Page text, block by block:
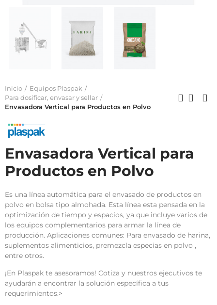
Inicio
Equipos Plaspak
Para dosificar, envasar y sellar
Envasadora Vertical para Productos en Polvo
Envasadora Vertical para
Productos en Polvo
Es una línea automática para el envasado de productos en
polvo en bolsa tipo almohada. Esta línea esta pensada en la
optimización de tiempo y espacios, ya que incluye varios de
los equipos complementarios para armar la línea de
producción. Aplicaciones comunes: Para envasado de harina,
suplementos alimenticios, premezcla especias en polvo ,
entre otros.
¡En Plaspak te asesoramos! Cotiza y nuestros ejecutivos te
ayudarán a encontrar la solución específica a tus
requerimientos.>